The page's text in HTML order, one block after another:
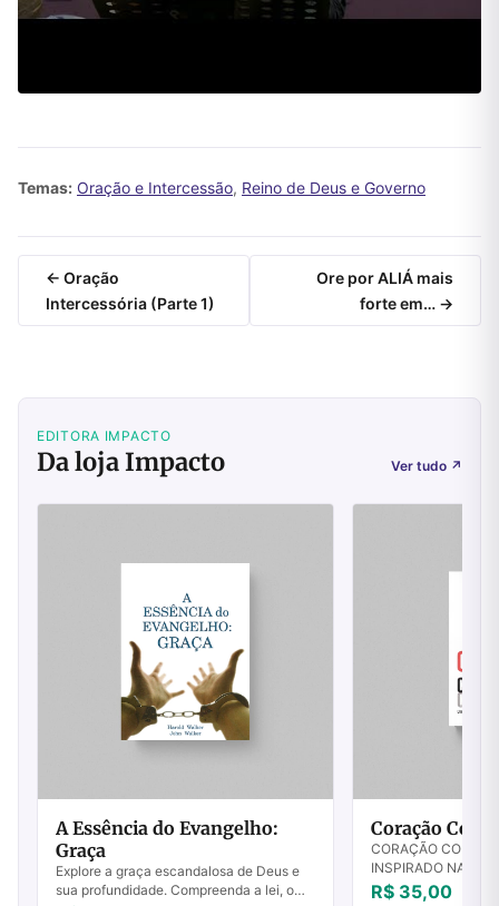
Temas: Oração e Intercessão, Reino de Deus e Governo
← Oração
Intercessória (Parte 1)
Ore por ALIÁ mais
forte em… →
EDITORA IMPACTO
Da loja Impacto Ver tudo ↗
A Essência do Evangelho:
Graça
Explore a graça escandalosa de Deus e
sua profundidade. Compreenda a lei, o
Coração
CORAÇÃO
INSPIRADO NA
PRÓDIGO Para nos
R$ 35,00